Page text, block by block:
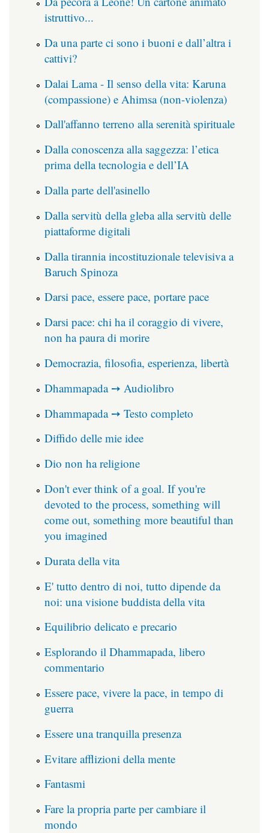
istruttivo...
Da una parte ci sono i buoni e dall’altra i
cattivi?
Dalai Lama - Il senso della vita: Karuna
(compassione) e Ahimsa (non-violenza)
Dall'affanno terreno alla serenità spirituale
Dalla conoscenza alla saggezza: l’etica
prima della tecnologia e dell’IA
Dalla parte dell'asinello
Dalla servitù della gleba alla servitù delle
piattaforme digitali
Dalla tirannia incostituzionale televisiva a
Baruch Spinoza
Darsi pace, essere pace, portare pace
Darsi pace: chi ha il coraggio di vivere,
non ha paura di morire
Democrazia, filosofia, esperienza, libertà
Dhammapada ➙ Audiolibro
Dhammapada ➙ Testo completo
Diffido delle mie idee
Dio non ha religione
Don't ever think of a goal. If you're
devoted to the process, something will
come out, something more beautiful than
you imagined
Durata della vita
E' tutto dentro di noi, tutto dipende da
noi: una visione buddista della vita
Equilibrio delicato e precario
Esplorando il Dhammapada, libero
commentario
Essere pace, vivere la pace, in tempo di
guerra
Essere una tranquilla presenza
Evitare afflizioni della mente
Fantasmi
Fare la propria parte per cambiare il
mondo